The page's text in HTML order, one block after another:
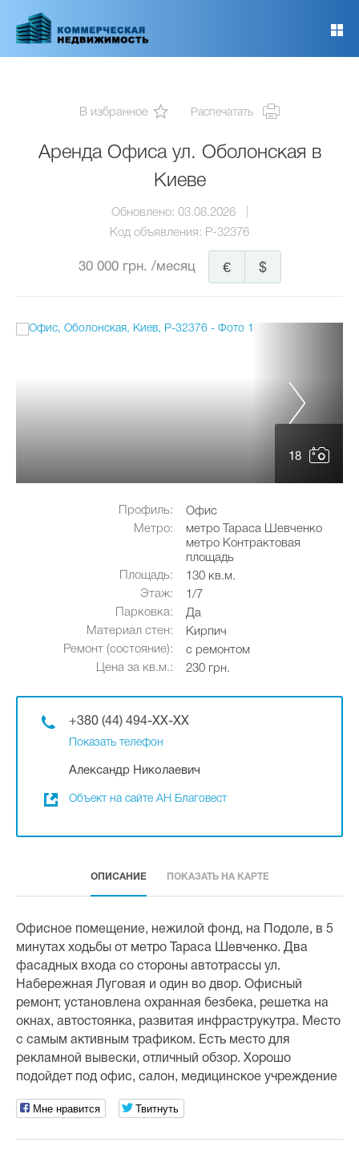
основному
В избранное Распечатать
Аренда Офиса ул. Оболонская в
Киеве
Обновлено: 03.08.2026
Код объявления: P-32376
30 000 грн. /месяц $
€
18
Профиль:
Офис
Метро:
метро Тараса Шевченко
метро Контрактовая
площадь
Площадь:
130 кв.м.
Этаж:
1/7
Парковка:
Да
Материал стен:
Кирпич
Ремонт (состояние):
с ремонтом
Цена за кв.м.:
230 грн.
+380 (44) 494-XX-XX
Показать телефон
Александр Николаевич
Объект на сайте АН Благовест
ОПИСАНИЕ ПОКАЗАТЬ НА КАРТЕ
Офисное помещение, нежилой фонд, на Подоле, в 5
минутах ходьбы от метро Тараса Шевченко. Два
фасадных входа со стороны автотрассы ул.
Набережная Луговая и один во двор. Офисный
ремонт, установлена охранная безбека, решетка на
окнах, автостоянка, развитая инфраструкутра. Место
с самым активным трафиком. Есть место для
рекламной вывески, отличный обзор. Хорошо
подойдет под офис, салон, медицинское учреждение
Мне нравится Твитнуть